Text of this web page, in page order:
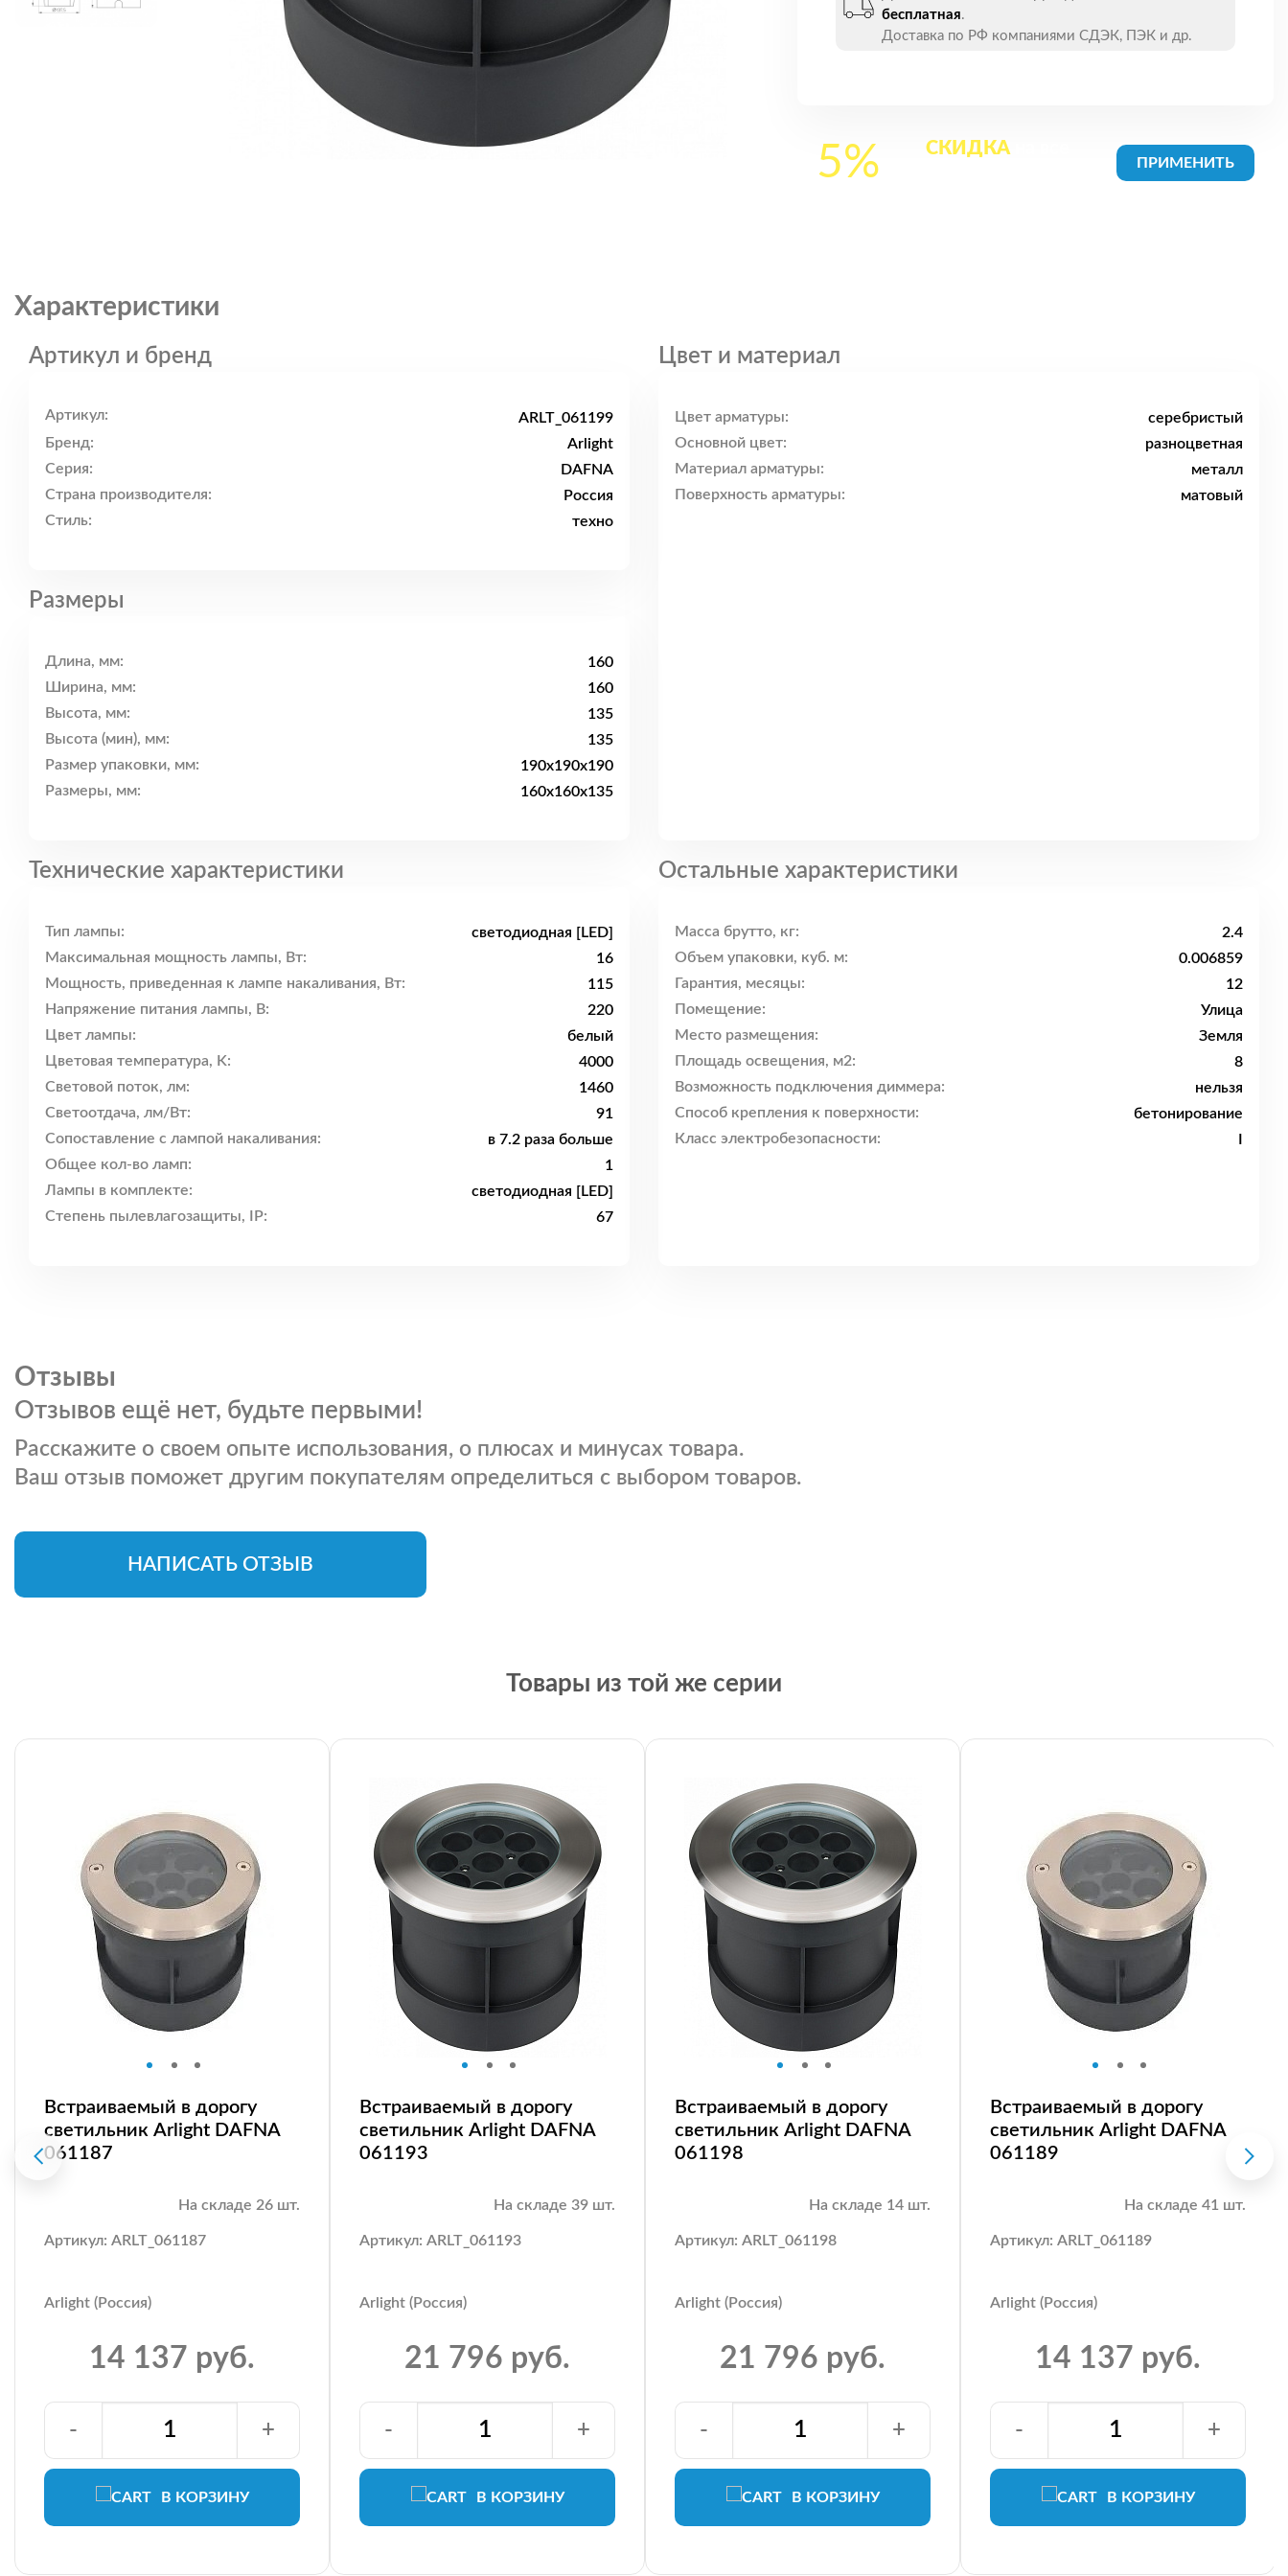
бесплатная.
Доставка по РФ компаниями СДЭК, ПЭК и др.
5% СКИДКА
Характеристики
Артикул и бренд
Артикул:
ARLT_061199
Бренд:
Arlight
Серия:
DAFNA
Страна производителя:
Россия
Стиль:
техно
Размеры
Длина, мм:
160
Ширина, мм:
160
Высота, мм:
135
Высота (мин), мм:
135
Размер упаковки, мм:
190x190x190
Размеры, мм:
160x160x135
Цвет и материал
Цвет арматуры:
серебристый
Основной цвет:
разноцветная
Материал арматуры:
металл
Поверхность арматуры:
матовый
Технические характеристики
Тип лампы:
светодиодная [LED]
Максимальная мощность лампы, Вт:
16
Мощность, приведенная к лампе накаливания, Вт:
115
Напряжение питания лампы, В:
220
Цвет лампы:
белый
Цветовая температура, K:
4000
Световой поток, лм:
1460
Светоотдача, лм/Вт:
91
Сопоставление с лампой накаливания:
в 7.2 раза больше
Общее кол-во ламп:
1
Лампы в комплекте:
светодиодная [LED]
Степень пылевлагозащиты, IP:
67
Остальные характеристики
Масса брутто, кг:
2.4
Объем упаковки, куб. м:
0.006859
Гарантия, месяцы:
12
Помещение:
Улица
Место размещения:
Земля
Площадь освещения, м2:
8
Возможность подключения диммера:
нельзя
Способ крепления к поверхности:
бетонирование
Класс электробезопасности:
I
Отзывы
Отзывов ещё нет, будьте первыми!
Расскажите о своем опыте использования, о плюсах и минусах товара.
Ваш отзыв поможет другим покупателям определиться с выбором товаров.
НАПИСАТЬ ОТЗЫВ
Товары из той же серии
Встраиваемый в дорогу
светильник Arlight DAFNA
061187
На складе 26 шт.
Артикул: ARLT_061187
Arlight (Россия)
14 137 руб.
В КОРЗИНУ
- +
Встраиваемый в дорогу
светильник Arlight DAFNA
061193
На складе 39 шт.
Артикул: ARLT_061193
Arlight (Россия)
21 796 руб.
В КОРЗИНУ
- +
Встраиваемый в дорогу
светильник Arlight DAFNA
061198
На складе 14 шт.
Артикул: ARLT_061198
Arlight (Россия)
21 796 руб.
В КОРЗИНУ
- +
Встраиваемый в дорогу
светильник Arlight DAFNA
061189
На складе 41 шт.
Артикул: ARLT_061189
Arlight (Россия)
14 137 руб.
В КОРЗИНУ
- +